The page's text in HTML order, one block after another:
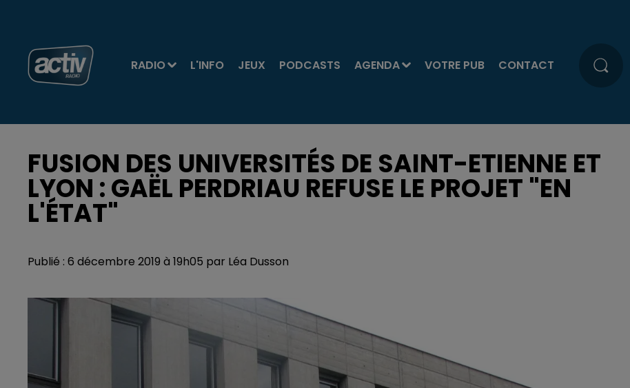
RADIO L'INFO JEUX PODCASTS AGENDA VOTRE PUB CONTACT
FUSION DES UNIVERSITÉS DE SAINT-ETIENNE ET
LYON : GAËL PERDRIAU REFUSE LE PROJET "EN
L'ÉTAT"
Publié : 6 décembre 2019 à 19h05 par Léa Dusson